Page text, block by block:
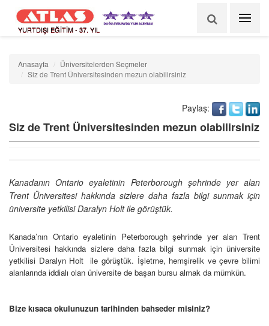
YURTDIŞI EĞİTİM - 37. YIL
Anasayfa
Üniversitelerden Seçmeler
Siz de Trent Üniversitesinden mezun olabilirsiniz
Siz de Trent Üniversitesinden mezun olabilirsiniz
Paylaş:
Kanadanın Ontario eyaletinin Peterborough şehrinde yer alan
Trent Üniversitesi hakkında sizlere daha fazla bilgi sunmak için
üniversite yetkilisi Daralyn Holt ile görüştük.
Kanada’nın Ontario eyaletinin Peterborough şehrinde yer alan Trent
Üniversitesi hakkında sizlere daha fazla bilgi sunmak için üniversite
yetkilisi Daralyn Holt ile görüştük. İşletme, hemşirelik ve çevre bilimi
alanlarında iddialı olan üniversite de başarı bursu almak da mümkün.
Bize kısaca okulunuzun tarihinden bahseder misiniz?